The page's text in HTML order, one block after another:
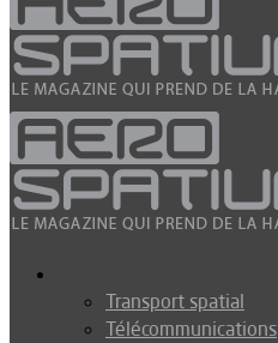
Transport spatial
Télécommunications